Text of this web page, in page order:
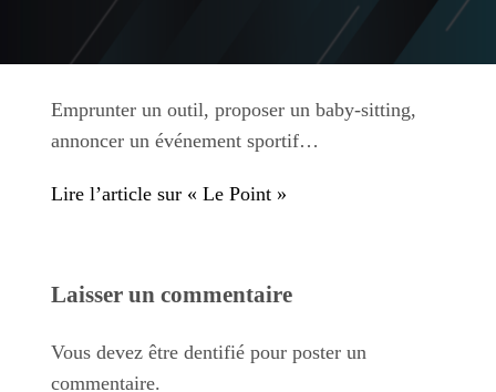
Emprunter un outil, proposer un baby-sitting,
annoncer un événement sportif…
Lire l’article sur « Le Point »
Laisser un commentaire
Vous devez être dentifié pour poster un
commentaire.